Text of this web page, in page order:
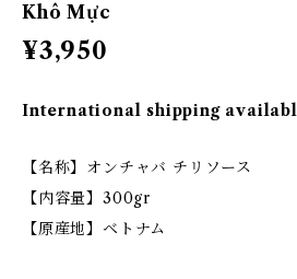
Khô Mực
¥3,950
International shipping
【名称】オンチャバ チリソース
【内容量】300gr
【原産地】ベトナム